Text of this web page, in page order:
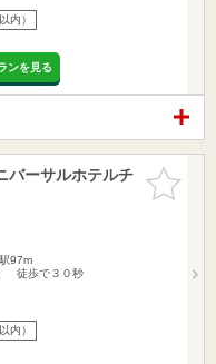
内）
ンを見る
お気に入
りに追加
バーサルホテルチ
97m
徒歩で３０秒
内）